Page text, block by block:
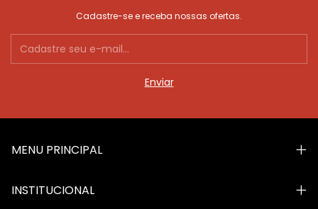
Cadastre-se e receba nossas ofertas.
MENU PRINCIPAL
INSTITUCIONAL